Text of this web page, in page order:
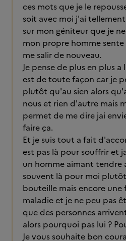
ces mots que je le
soit avec moi j'ai
sur mon géniteur que je
mon propre homme
me salir de nouveau.
Je pense de plus en plus
est de toute façon car je
plutôt qu'au sien alors
nous et rien d'autre mais
permet de me dire jai
faire ça.
Et je suis tout a fait
est pas là pour souffrir et
un homme aimant
souvent là pour moi
bouteille mais encore une
maladie et je ne peu pas
que des personnes
alors pourquoi pas lui ?
Je vous souhaite bon